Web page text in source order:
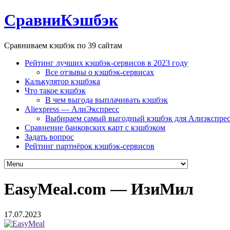
СравниКэшбэк
Сравниваем кэшбэк по 39 сайтам
Рейтинг лучших кэшбэк-сервисов в 2023 году
Все отзывы о кэшбэк-сервисах
Калькулятор кэшбэка
Что такое кэшбэк
В чем выгода выплачивать кэшбэк
Aliexpress — АлиЭкспресс
Выбираем самый выгодный кэшбэк для
Сравнение банковских карт с кэшбэком
Задать вопрос
Рейтинг партнёрок кэшбэк-сервисов
EasyMeal.com — ИзиМил
17.07.2023